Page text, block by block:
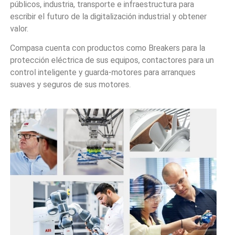
públicos, industria, transporte e infraestructura para
escribir el futuro de la digitalización industrial y obtener
valor.
Compasa cuenta con productos como Breakers para la
protección eléctrica de sus equipos, contactores para un
control inteligente y guarda-motores para arranques
suaves y seguros de sus motores.